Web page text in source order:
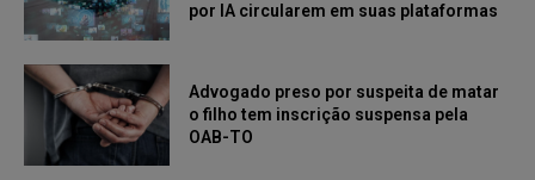
por IA circularem em suas plataformas
Advogado preso por suspeita de matar
o filho tem inscrição suspensa pela
OAB-TO